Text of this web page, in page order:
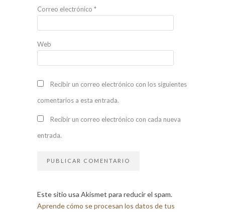
Correo electrónico *
Web
Recibir un correo electrónico con los siguientes
comentarios a esta entrada.
Recibir un correo electrónico con cada nueva
entrada.
Este sitio usa Akismet para reducir el spam.
Aprende cómo se procesan los datos de tus